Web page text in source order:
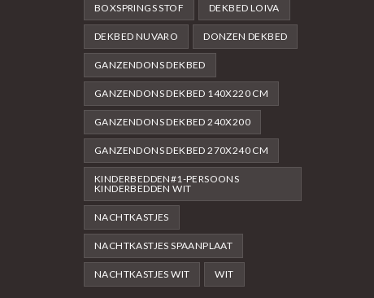
BOXSPRINGS STOF DEKBED LOIVA
DEKBED NUVARO DONZEN DEKBED
GANZENDONS DEKBED
GANZENDONS DEKBED 140X220 CM
GANZENDONS DEKBED 240X200
GANZENDONS DEKBED 270X240 CM
KINDERBEDDEN#1-PERSOONS
KINDERBEDDEN WIT
NACHTKASTJES
NACHTKASTJES SPAANPLAAT
NACHTKASTJES WIT WIT